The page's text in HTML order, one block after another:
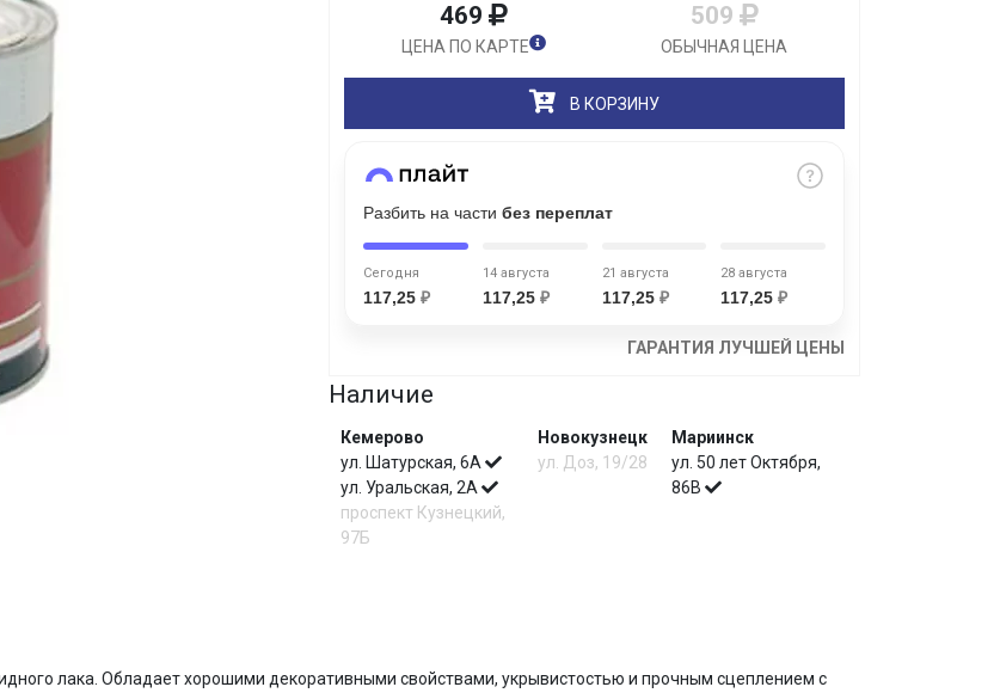
469
ЦЕНА ПО КАРТЕ
509
ОБЫЧНАЯ ЦЕНА
В КОРЗИНУ
Разбить на части без переплат
Сегодня
117,25 ₽
14 августа
117,25 ₽
21 августа
117,25 ₽
28 августа
117,25₽
ГАРАНТИЯ ЛУЧШЕЙ ЦЕНЫ
Наличие
Кемерово
ул. Шатурская, 6А
ул. Уральская, 2А
проспект Кузнецкий,
97Б
Новокузнецк
ул. Доз, 19/28
Мариинск
ул. 50 лет Октября,
86В
лака. Обладает хорошими декоративными свойствами, укрывистостью и прочным сцеплением с
оплату
платежей